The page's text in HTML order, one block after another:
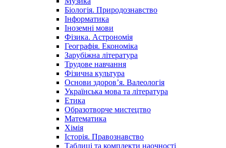
Біологія. Природознавство
Інформатика
Іноземні мови
Фізика. Астрономія
Географія. Економіка
Зарубіжна література
Трудове навчання
Фізична культура
Основи здоров’я. Валеологія
Українська мова та література
Етика
Образотворче мистецтво
Математика
Хімія
Історія. Правознавство
Таблиці та комплекти наочності